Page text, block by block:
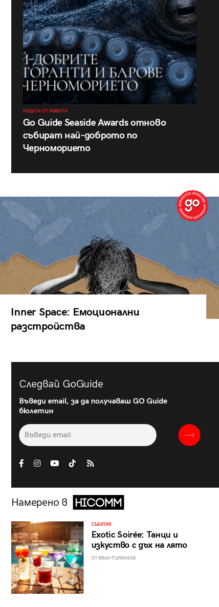
НЕЩАТА ОТ ЖИВОТА
Go Guide Seaside Awards отново
събират най-доброто по
Черноморието
Inner Space: Емоционални
разстройства
Следвай GoGuide
Въведи email, за да получаваш GO Guide
бюлетин
Намерено в
СЪБИТИЯ
Exotic Soirée: Танци и
изкуство с дъх на лято
ОТ ИВАН ПЪРВАНОВ